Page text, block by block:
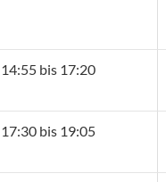
14:55 bis 17:20
17:30 bis 19:05